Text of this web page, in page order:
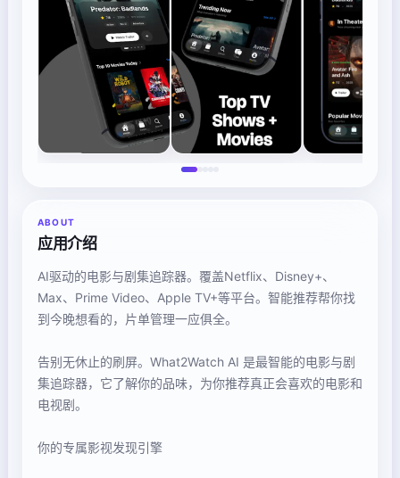
ABOUT
应用介绍
AI驱动的电影与剧集追踪器。覆盖Netflix、Disney+、
Max、Prime Video、Apple TV+等平台。智能推荐帮你找
到今晚想看的，片单管理一应俱全。
告别无休止的刷屏。What2Watch AI 是最智能的电影与剧
集追踪器，它了解你的品味，为你推荐真正会喜欢的电影和
电视剧。
你的专属影视发现引擎